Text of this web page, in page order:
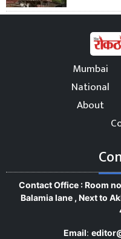
Mumbai
National
About
Contact Office : Room
Balamia lane , Next to
Email: